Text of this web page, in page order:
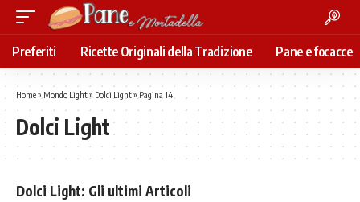
Preferiti Ricette Originali della Tradizione Pane e focacce
Home» Mondo Light» Dolci Light» Pagina 14
Dolci Light
Dolci Light: Gli ultimi Articoli